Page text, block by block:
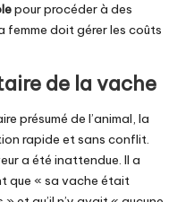
pour procéder à des
femme doit gérer les coûts
de la vache
présumé de l’animal, la
rapide et sans conflit.
a été inattendue. Il a
que « sa vache était